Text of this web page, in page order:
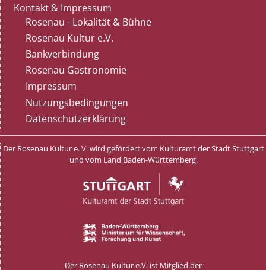
Kontakt & Impressum
Rosenau - Lokalität & Bühne
Rosenau Kultur e.V.
Bankverbindung
Rosenau Gastronomie
Impressum
Nutzungsbedingungen
Datenschutzerklärung
Der Rosenau Kultur e. V. wird gefördert vom Kulturamt der Stadt Stuttgart
und vom Land Baden-Württemberg.
Der Rosenau Kultur e.V. ist Mitglied der